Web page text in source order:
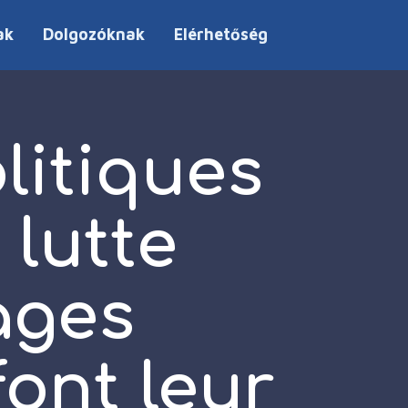
Dolgozóknak Elérhetőség
lutte
leur